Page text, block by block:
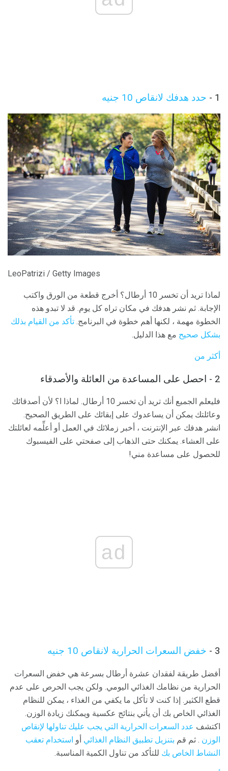
1 - حدد هدفك لانقاص 10 جنيه
LeoPatrizi / Getty Images
لماذا تريد أن تخسر 10 أرطال؟ أخرج قطعة من الورق واكتب
الإجابة. ثم نشر هدفك في مكان تراه كل يوم. قد لا تبدو هذه
الخطوة مهمة ، لكنها أهم خطوة في البرنامج. تأكد من القيام بذلك
بشكل صحيح مع هذا الدليل.
أكثر من
2 - احصل على المساعدة من العائلة والأصدقاء
فليعلم الجميع أنك تريد أن تخسر 10 أرطال. لماذا ا؟ لأن أصدقائك
وعائلتك يمكن أن يساعدوك على إبقائك على الطريق الصحيح.
انشر هدفك عبر الإنترنت ، أخبر زملائك في العمل أو أعلِّمه لعائلتك
على العشاء. يمكنك حتى الذهاب إلى صفحتي على الفيسبوك
للحصول على مساعدة مني!
ad
3 - خفض السعرات الحرارية لانقاص 10 جنيه
أفضل طريقة لفقدان عشرة أرطال بسرعة هي خفض السعرات
الحرارية من نظامك الغذائي اليومي. ولكن يجب الحرص على عدم
قطع الكثير. إذا كنت لا تأكل ما يكفي من الغذاء ، يمكن للنظام
الغذائي الخاص بك أن يأتي بنتائج عكسية ويمكنك زيادة الوزن.
اكتشف عدد السعرات الحرارية التي يجب عليك تناولها لإنقاص
الوزن . ثم قم بتنزيل تطبيق النظام الغذائي أو استخدام تعقب
النشاط الخاص بك للتأكد من تناول الكمية المناسبة.